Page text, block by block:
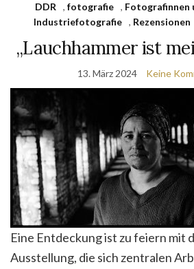
DDR , fotografie , Fotografinnen
Industriefotografie
, Rezensionen
„Lauchhammer ist
13. März 2024 Keine
Eine Entdeckung ist zu feiern mit
Ausstellung, die sich zentralen